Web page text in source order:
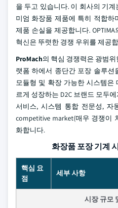
을 두고 있습니다. 이 회사의 기
미엄 화장품 제품에 특히 적합하
제품 손실을 제공합니다.
혁신은 뚜렷한 경쟁 우위를 제공
ProMach의 핵심 경쟁력은 광범
랫폼 하에서 종단간 포장 솔루션
모듈형 및 확장 가능한 시스템은
르게 성장하는 D2C 브랜드 모두
서비스, 시스템 통합 전문성, 자
competitive market(매우 경쟁이
화합니다.
화장품 포장 기계
핵심 요
점
세부 사항
시장 규모